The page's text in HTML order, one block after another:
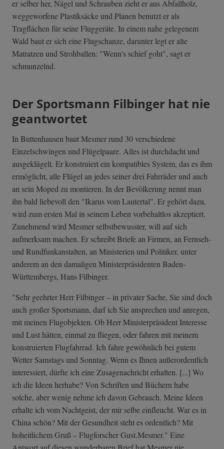
er selber her, Nägel und Schrauben zieht er aus Abfallholz,
weggeworfene Plastiksäcke und Planen benutzt er als
Tragflächen für seine Fluggeräte. In einem nahe gelegenem
Wald baut er sich eine Flugschanze, darunter legt er alte
Matratzen und Strohballen: "Wenn's schief goht", sagt er
schmunzelnd.
Der Sportsmann Filbinger hat nie
geantwortet
In Buttenhausen baut Mesmer rund 30 verschiedene
Einzelschwingen und Flügelpaare. Alles ist durchdacht und
ausgeklügelt. Er konstruiert ein kompatibles System, das es ihm
ermöglicht, alle Flügel an jedes seiner drei Fahrräder und auch
an sein Moped zu montieren. In der Bevölkerung nennt man
ihn bald liebevoll den "Ikarus vom Lautertal". Er gehört dazu,
wird zum ersten Mal in seinem Leben vorbehaltlos akzeptiert.
Zunehmend wird Mesmer selbstbewusster, will auf sich
aufmerksam machen. Er schreibt Briefe an Firmen, an Fernseh-
und Rundfunkanstalten, an Ministerien und Politiker, unter
anderem an den damaligen Ministerpräsidenten Baden-
Württembergs, Hans Filbinger.
"Sehr geehrter Herr Filbinger – in privater Sache, Sie sind doch
auch großer Sportsmann, darf ich Sie ansprechen und anregen,
mit meinen Flugobjekten. Ob Herr Ministerpräsident Interesse
und Lust hätten, einmal zu fliegen, oder fahren mit meinem
konstruierten Flugfahrrad. Ich fahre gewöhnlich bei gutem
Wetter Samstags und Sonntag. Wenn es Ihnen außerordentlich
interessiert, dürfte ich eine Zusagenachricht erhalten. [...] Wo
ich die Ideen herhabe? Von Schriften und Büchern habe
solche, aber wenig nehme ich davon Gebrauch. Meine Ideen
erhalte ich vom Nachtgeist, der mir selbe einfleucht. War es in
China schön? Mit der Gesundheit steht es ordentlich? Mit
hoheitlichem Gruß – Flugforscher Gust.Mesmer." Eine